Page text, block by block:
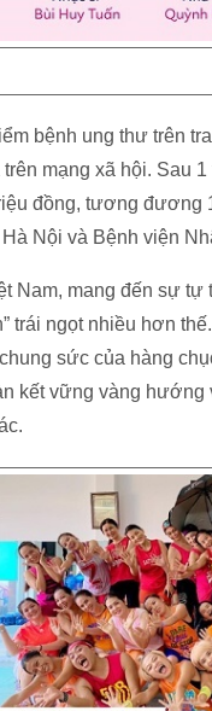
bệnh ung thư trên
mạng xã hội. Sau
đồng, tương đương
Nội và Bệnh viện
Nam, mang đến sự tự
trái ngọt nhiều hơn
sức của hàng
kết vững vàng